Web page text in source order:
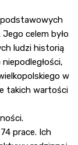
podstawowych
celem było
ludzi historią
w
takich wartości
prace. Ich